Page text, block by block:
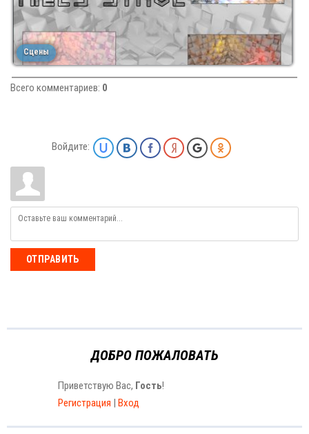
Сцены
Всего комментариев: 0
Войдите:
ОТПРАВИТЬ
ДОБРО ПОЖАЛОВАТЬ
Приветствую Вас, Гость!
Регистрация | Вход